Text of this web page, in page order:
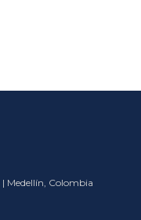
Medellín, Colombia